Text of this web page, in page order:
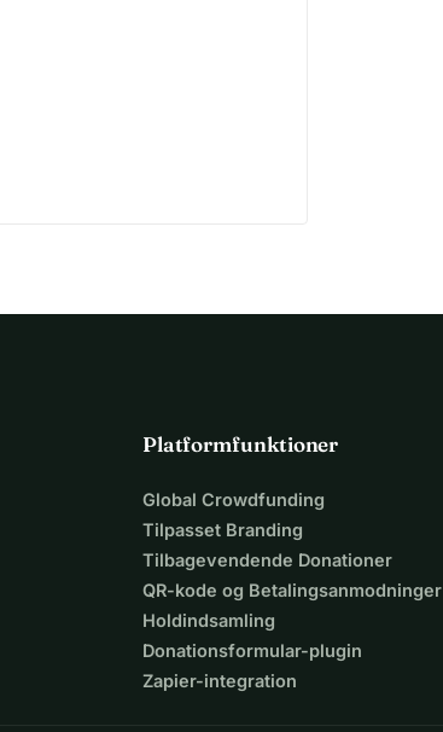
Platformfunktioner
Global Crowdfunding
Tilpasset Branding
Tilbagevendende Donationer
QR-kode og Betalingsanmodninger
Holdindsamling
Donationsformular-plugin
Zapier-integration